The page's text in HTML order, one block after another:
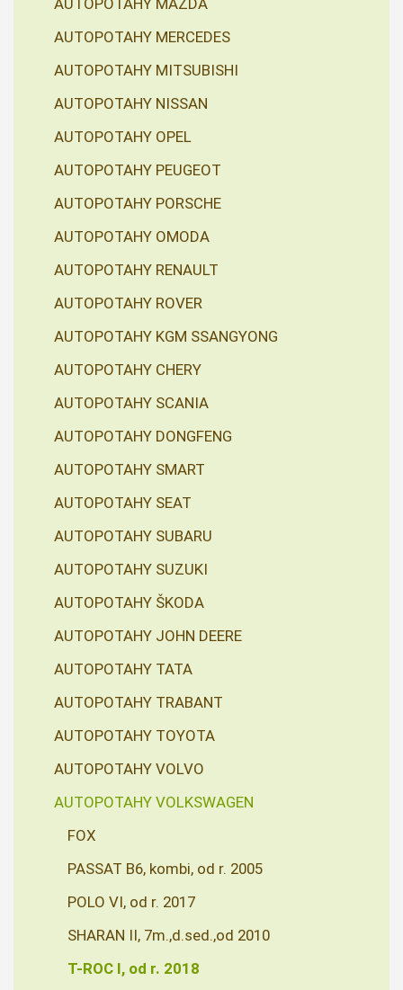
AUTOPOTAHY MAZDA
AUTOPOTAHY MERCEDES
AUTOPOTAHY MITSUBISHI
AUTOPOTAHY NISSAN
AUTOPOTAHY OPEL
AUTOPOTAHY PEUGEOT
AUTOPOTAHY PORSCHE
AUTOPOTAHY OMODA
AUTOPOTAHY RENAULT
AUTOPOTAHY ROVER
AUTOPOTAHY KGM SSANGYONG
AUTOPOTAHY CHERY
AUTOPOTAHY SCANIA
AUTOPOTAHY DONGFENG
AUTOPOTAHY SMART
AUTOPOTAHY SEAT
AUTOPOTAHY SUBARU
AUTOPOTAHY SUZUKI
AUTOPOTAHY ŠKODA
AUTOPOTAHY JOHN DEERE
AUTOPOTAHY TATA
AUTOPOTAHY TRABANT
AUTOPOTAHY TOYOTA
AUTOPOTAHY VOLVO
AUTOPOTAHY VOLKSWAGEN
FOX
PASSAT B6, kombi, od r. 2005
POLO VI, od r. 2017
SHARAN II, 7m.,d.sed.,od 2010
T-ROC I, od r. 2018